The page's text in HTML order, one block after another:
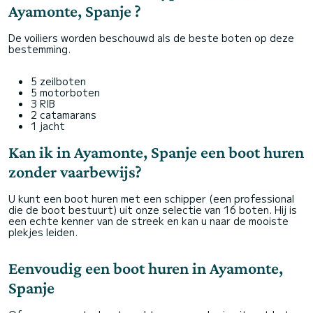
Ayamonte, Spanje ?
De voiliers worden beschouwd als de beste boten op deze
bestemming.
5 zeilboten
5 motorboten
3 RIB
2 catamarans
1 jacht
Kan ik in Ayamonte, Spanje een boot huren
zonder vaarbewijs?
U kunt een boot huren met een schipper (een professional
die de boot bestuurt) uit onze selectie van 16 boten. Hij is
een echte kenner van de streek en kan u naar de mooiste
plekjes leiden.
Eenvoudig een boot huren in Ayamonte,
Spanje